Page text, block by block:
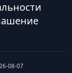
08-07